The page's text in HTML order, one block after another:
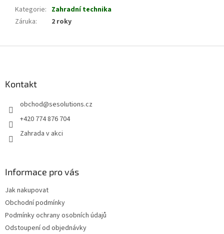
Kategorie: Zahradní technika
Záruka: 2 roky
Kontakt
obchod@sesolutions.cz
+420 774 876 704
Zahrada v akci
Informace pro vás
Jak nakupovat
Obchodní podmínky
Podmínky ochrany osobních údajů
Odstoupení od objednávky